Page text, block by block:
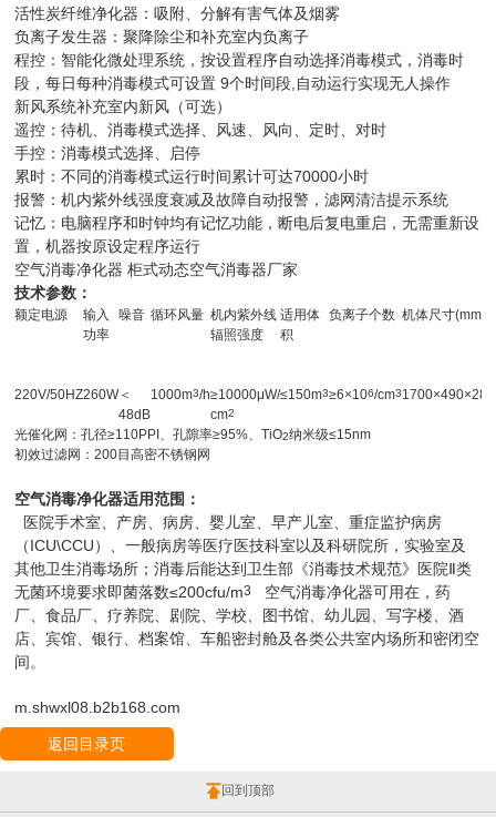
活性炭纤维净化器：吸附、分解有害气体及烟雾
负离子发生器：聚降除尘和补充室内负离子
程控：智能化微处理系统，按设置程序自动选择消毒模式，消毒时
段，每日每种消毒模式可设置 9个时间段,自动运行实现无人操作
新风系统补充室内新风（可选）
遥控：待机、消毒模式选择、风速、风向、定时、对时
手控：消毒模式选择、启停
累时：不同的消毒模式运行时间累计可达70000小时
报警：机内紫外线强度衰减及故障自动报警，滤网清洁提示系统
记忆：电脑程序和时钟均有记忆功能，断电后复电重启，无需重新设
置，机器按原设定程序运行
空气消毒净化器 柜式动态空气消毒器厂家
技术参数：
额定电源
输入
功率
噪音 循环风量 机内紫外线
辐照强度
适用体
积
负离子个数 机体尺寸(mm)
220V/50HZ260W＜
48dB
1000m3/h≥10000μW/
cm2
≤150m3≥6×106/cm31700×490×280
光催化网：孔径≥110PPI、孔隙率≥95%、TiO2纳米级≤15nm
初效过滤网：200目高密不锈钢网
空气消毒净化器适用范围：
医院手术室、产房、病房、婴儿室、早产儿室、重症监护病房
（ICU\CCU）、一般病房等医疗医技科室以及科研院所，实验室及
其他卫生消毒场所；消毒后能达到卫生部《消毒技术规范》医院Ⅱ类
无菌环境要求即菌落数≤200cfu/m3 空气消毒净化器可用在，药
厂、食品厂、疗养院、剧院、学校、图书馆、幼儿园、写字楼、酒
店、宾馆、银行、档案馆、车船密封舱及各类公共室内场所和密闭空
间。
m.shwxl08.b2b168.com
返回目录页
回到顶部